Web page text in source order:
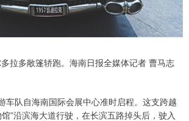
拉多敞篷轿跑。海南日报全媒体记者 曹马志
车队自海南国际会展中心准时启程。这支跨越
”沿滨海大道行驶，在长滨五路掉头后，驶入